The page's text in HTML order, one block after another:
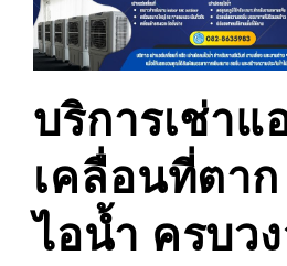
บริการเช่าแ
เคลื่อนที่ตา
ไอน้ำ ครบว